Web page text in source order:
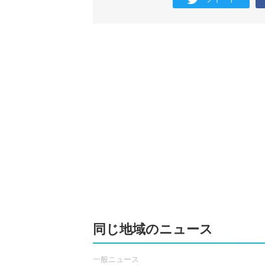
同じ地域のニュース
一般ニュース